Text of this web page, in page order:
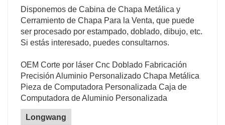
Disponemos de Cabina de Chapa Metálica y
Cerramiento de Chapa Para la Venta, que puede
ser procesado por estampado, doblado, dibujo, etc.
Si estás interesado, puedes consultarnos.
OEM Corte por láser Cnc Doblado Fabricación
Precisión Aluminio Personalizado Chapa Metálica
Pieza de Computadora Personalizada Caja de
Computadora de Aluminio Personalizada
Longwang